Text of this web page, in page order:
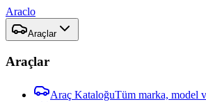
Araclo
Araçlar
Araçlar
Araç KataloğuTüm marka, model